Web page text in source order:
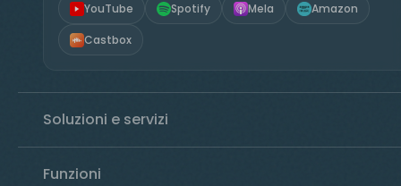
YouTube Spotify Mela Amazon
Castbox
Soluzioni e servizi
Funzioni